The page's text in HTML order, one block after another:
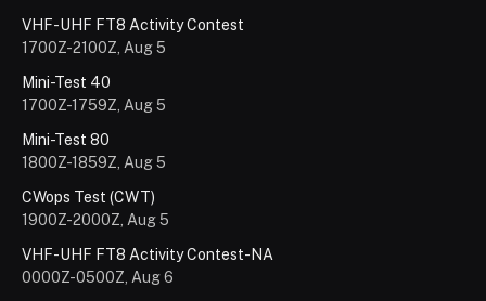
VHF-UHF FT8 Activity Contest
1700Z-2100Z, Aug 5
Mini-Test 40
1700Z-1759Z, Aug 5
Mini-Test 80
1800Z-1859Z, Aug 5
CWops Test (CWT)
1900Z-2000Z, Aug 5
VHF-UHF FT8 Activity Contest-NA
0000Z-0500Z, Aug 6